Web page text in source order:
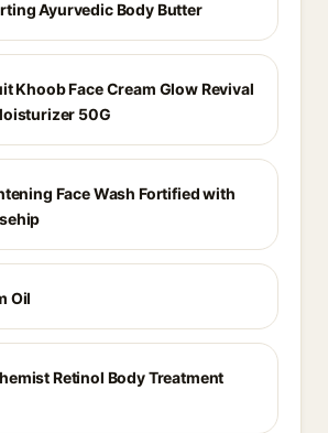
Ayurvedic Body Butter
Khoob Face Cream Glow Revival
50G
Face Wash Fortified with
Oil
Retinol Body Treatment